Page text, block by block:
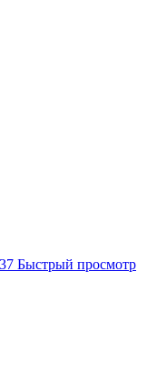
Быстрый просмотр